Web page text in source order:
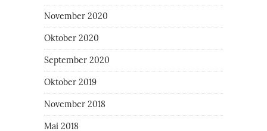
November 2020
Oktober 2020
September 2020
Oktober 2019
November 2018
Mai 2018